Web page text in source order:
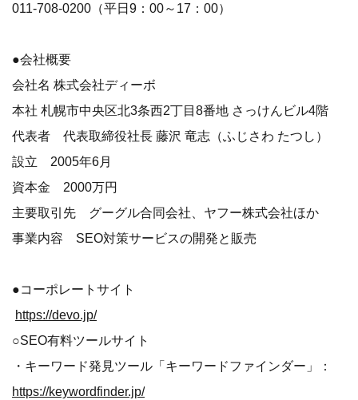
011-708-0200（平日9：00～17：00）
●会社概要
会社名 株式会社ディーボ
本社 札幌市中央区北3条西2丁目8番地 さっけんビル4階
代表者 代表取締役社長 藤沢 竜志（ふじさわ たつし）
設立 2005年6月
資本金 2000万円
主要取引先 グーグル合同会社、ヤフー株式会社ほか
事業内容 SEO対策サービスの開発と販売
●コーポレートサイト
https://devo.jp/
○SEO有料ツールサイト
・キーワード発見ツール「キーワードファインダー」：
https://keywordfinder.jp/